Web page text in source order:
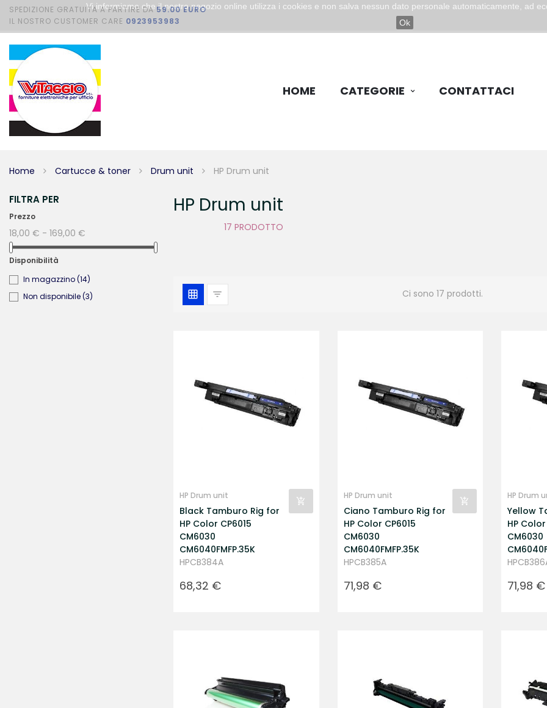
SPEDIZIONE GRATUITA A PARTIRE DA59.00 EURO
IL NOSTRO CUSTOMER CARE 0923953983
HOME CATEGORIE CONTATTACI
Home Cartucce & toner Drum unit HP Drum unit
FILTRA PER
Prezzo
18,00 € - 169,00 €
Disponibilità
In magazzino(14)
Non disponibile(3)
HP Drum unit
17 PRODOTTO
Ci sono 17 prodotti.
HP Drum unit
Black Tamburo Rig for
HP Color CP6015
CM6030
CM6040FMFP.35K
HPCB384A
Prezzo
68,32 €
HP Drum unit
Ciano Tamburo Rig for
HP Color CP6015
CM6030
CM6040FMFP.35K
HPCB385A
Prezzo
71,98 €
HP Drum
Yellow
HP Color
CM6030
Prezzo
71,98 €
Vi informiamo che il nostro negozio online utilizza i cookies e non salva nessun dato personale automaticamente, ad
Ok